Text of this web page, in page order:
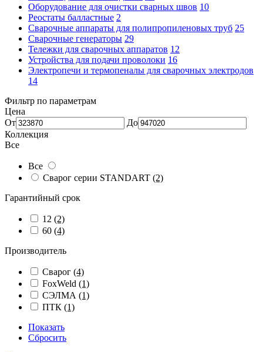
Оборудование для очистки сварных швов 10
Реостаты балластные 2
Сварочные аппараты для полипропиленовых труб 25
Сварочные генераторы 29
Тележки для сварочных аппаратов 12
Устройства для подачи проволоки 16
Электропечи и термопеналы для сварочных электродов
14
Фильтр по параметрам
Цена
От
До
Коллекция
Все
Все
Сварог серии STANDART (2)
Гарантийный срок
12 (2)
60 (4)
Производитель
Сварог (4)
FoxWeld (1)
СЭЛМА (1)
ПТК (1)
Показать
Сбросить